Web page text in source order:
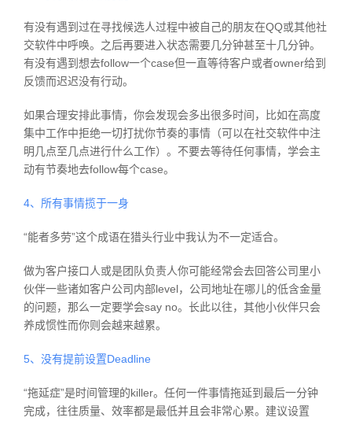
有没有遇到过在寻找候选人过程中被自己的朋友在QQ或其他社
交软件中呼唤。之后再要进入状态需要几分钟甚至十几分钟。
有没有遇到想去follow一个case但一直等待客户或者owner给到
反馈而迟迟没有行动。
如果合理安排此事情，你会发现会多出很多时间，比如在高度
集中工作中拒绝一切打扰你节奏的事情（可以在社交软件中注
明几点至几点进行什么工作）。不要去等待任何事情，学会主
动有节奏地去follow每个case。
4、所有事情揽于一身
“能者多劳”这个成语在猎头行业中我认为不一定适合。
做为客户接口人或是团队负责人你可能经常会去回答公司里小
伙伴一些诸如客户公司内部level，公司地址在哪儿的低含金量
的问题，那么一定要学会say no。长此以往，其他小伙伴只会
养成惯性而你则会越来越累。
5、没有提前设置Deadline
“拖延症”是时间管理的killer。任何一件事情拖延到最后一分钟
完成，往往质量、效率都是最低并且会非常心累。 建议设置